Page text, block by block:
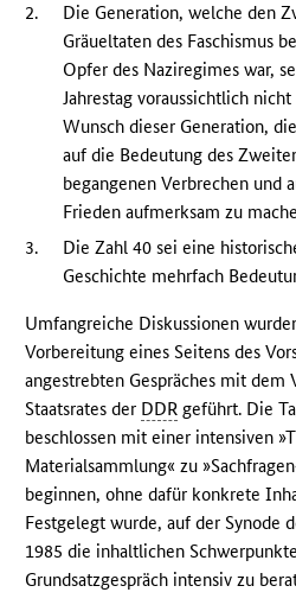
2.
Die Generation, welche den
Gräueltaten des Faschismus
Opfer des Naziregimes war,
Jahrestag voraussichtlich
Wunsch dieser Generation,
auf die Bedeutung des
begangenen Verbrechen und
Frieden aufmerksam zu
3.
Die Zahl 40 sei eine
Geschichte mehrfach
Umfangreiche Diskussionen
Vorbereitung eines Seitens des
angestrebten Gespräches mit dem
Staatsrates der DDR geführt. Die
beschlossen mit einer intensiven
Materialsammlung« zu
beginnen, ohne dafür konkrete
Festgelegt wurde, auf der Synode
1985 die inhaltlichen
Grundsatzgespräch intensiv zu